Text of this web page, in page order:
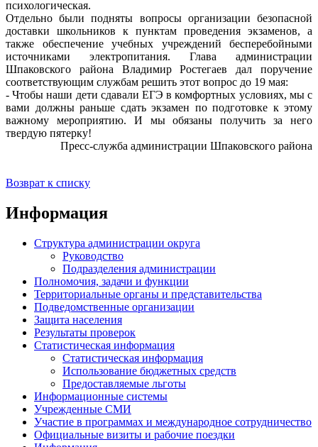
психологическая.
Отдельно были подняты вопросы организации безопасной
доставки школьников к пунктам проведения экзаменов, а
также обеспечение учебных учреждений бесперебойными
источниками электропитания. Глава администрации
Шпаковского района Владимир Ростегаев дал поручение
соответствующим службам решить этот вопрос до 19 мая:
- Чтобы наши дети сдавали ЕГЭ в комфортных условиях, мы с
вами должны раньше сдать экзамен по подготовке к этому
важному мероприятию. И мы обязаны получить за него
твердую пятерку!
Пресс-служба администрации Шпаковского района
Возврат к списку
Информация
Структура администрации округа
Руководство
Подразделения администрации
Полномочия, задачи и функции
Территориальные органы и представительства
Подведомственные организации
Защита населения
Результаты проверок
Статистическая информация
Статистическая информация
Использование бюджетных средств
Предоставляемые льготы
Информационные системы
Учрежденные СМИ
Участие в программах и международное сотрудничество
Официальные визиты и рабочие поездки